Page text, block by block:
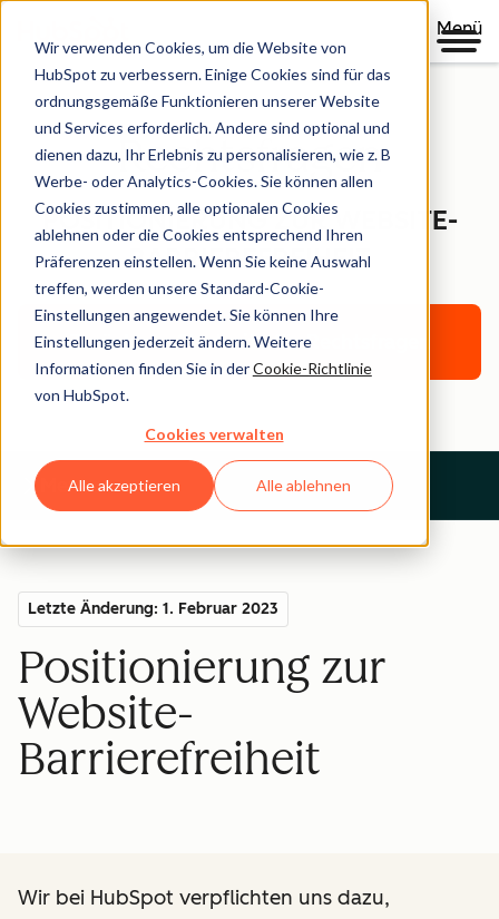
Wir verwenden Cookies, um die Website von
HubSpot zu verbessern. Einige Cookies sind für das
ordnungsgemäße Funktionieren unserer Website
und Services erforderlich. Andere sind optional und
dienen dazu, Ihr Erlebnis zu personalisieren, wie z. B
Werbe- oder Analytics-Cookies. Sie können allen
Cookies zustimmen, alle optionalen Cookies
ablehnen oder die Cookies entsprechend Ihren
Präferenzen einstellen. Wenn Sie keine Auswahl
treffen, werden unsere Standard-Cookie-
Einstellungen angewendet. Sie können Ihre
Einstellungen jederzeit ändern. Weitere
Informationen finden Sie in derCookie-Richtlinie
von HubSpot.
Cookies verwalten
Alle akzeptieren Alle ablehnen
Menü
Rechtsfragen
POSITIONIERUNG ZUR WEBSITE-
BARRIEREFREIHEIT
Zurück zur Startseite für Rechtsfragen
Menu
Letzte Änderung: 1. Februar 2023
Positionierung zur
Website-
Barrierefreiheit
Wir bei HubSpot verpflichten uns dazu,